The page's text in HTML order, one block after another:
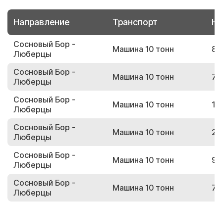
Направление Транспорт
Сосновый Бор -
Люберцы
Машина 10 тонн
Сосновый Бор -
Люберцы
Машина 10 тонн
Сосновый Бор -
Люберцы
Машина 10 тонн
Сосновый Бор -
Люберцы
Машина 10 тонн
Сосновый Бор -
Люберцы
Машина 10 тонн
Сосновый Бор -
Люберцы
Машина 10 тонн